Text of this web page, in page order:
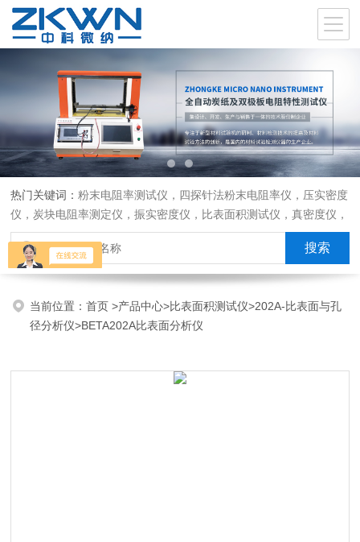
热门关键词：粉末电阻率测试仪，四探针法粉末电阻率仪，压实密度
仪，炭块电阻率测定仪，振实密度仪，比表面积测试仪，真密度仪，
炭块热膨胀仪，炭块透气率仪，炭块二氧化碳反应测定仪
当前位置：首页>产品中心>比表面积测试仪>202A-比表面与孔
径分析仪>BETA202A比表面分析仪